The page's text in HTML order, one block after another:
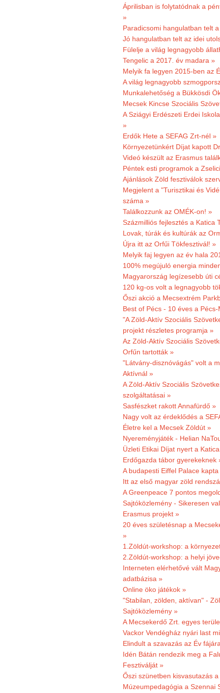
Áprilisban is folytatódnak a
»
Paradicsomi hangulatban telt
Jó hangulatban telt az idei
Fülelje a világ legnagyobb
Tengelic a 2017. év madara »
Melyik fa legyen 2015-ben az
A világ legnagyobb
Munkalehetőség a Bükkösdi
Mecsek Kincse Szociális
A Sziágyi Erdészeti Erdei
»
Erdők Hete a SEFAG Zrt-nél »
Környezetünkért Díjat kapott
Videó készült az Erasmus
Péntek esti programok a
Ajánlások Zöld fesztiválok
Megjelent a "Turisztikai és
száma »
Találkozzunk az OMÉK-on! »
Százmilliós fejlesztés a Katica
Lovak, túrák és kultúrák az
Újra itt az Orfűi Tökfesztivál! »
Melyik faj legyen az év hala
100% megújuló energia
Magyarország legízesebb úti
120 kg-os volt a legnagyobb
Őszi akció a Mecsextrém
Best of Pécs - 10 éves a
"A Zöld-Aktív Szociális
projekt részletes programja »
Az Zöld-Aktív Szociális
Orfűn tartották »
"Látvány-disznóvágás" volt a
Aktívnál »
A Zöld-Aktív Szociális
szolgáltatásai »
Sasfészket rakott Annafürdő »
Nagy volt az érdeklődés a
Életre kel a Mecsek Zöldút »
Nyereményjáték - Helian
Üzleti Etikai Díjat nyert a
Erdőgazda tábor gyerekeknek
A budapesti Eiffel Palace
Itt az első magyar zöld
A Greenpeace 7 pontos
Sajtóközlemény - Sikeresen
Erasmus projekt »
20 éves születésnap a
»
1.Zöldút-workshop: a
2.Zöldút-workshop: a helyi
Interneten elérhetővé vált
adatbázisa »
Online öko játékok »
"Stabilan, zölden, aktívan" -
Sajtóközlemény »
A Mecsekerdő Zrt. egyes
Vackor Vendégház nyári last
Elindult a szavazás az Év
Idén Bátán rendezik meg a
Fesztiválját »
Őszi szünetben kisvasutazás
Múzeumpedagógia a Szennai